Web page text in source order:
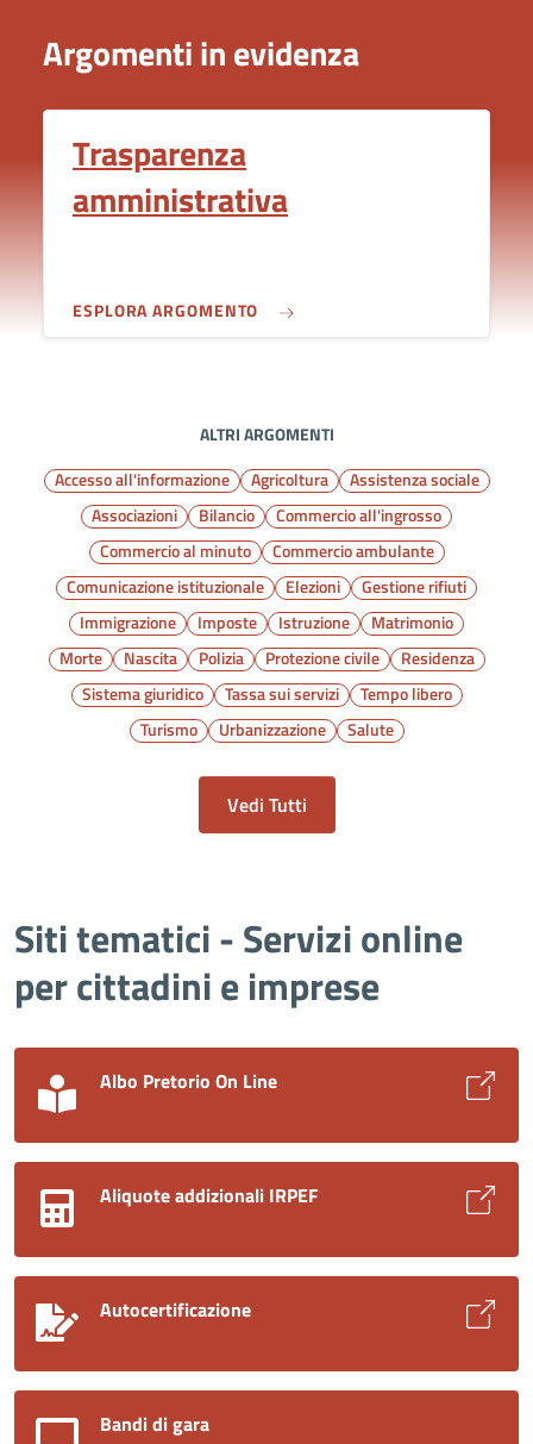
Argomenti in evidenza
Trasparenza
amministrativa
ESPLORA ARGOMENTO
ALTRI ARGOMENTI
Accesso all'informazione
Agricoltura
Assistenza sociale
Associazioni
Bilancio
Commercio all'ingrosso
Commercio al minuto
Commercio ambulante
Comunicazione istituzionale
Elezioni
Gestione rifiuti
Immigrazione
Imposte Istruzione
Matrimonio
Morte
Nascita Polizia Protezione civile
Residenza
Sistema giuridico
Tassa sui servizi
Tempo libero
Turismo
Urbanizzazione Salute
Vedi Tutti
Siti tematici - Servizi online
per cittadini e imprese
Albo Pretorio On Line
Aliquote addizionali IRPEF
Autocertificazione
Bandi di gara